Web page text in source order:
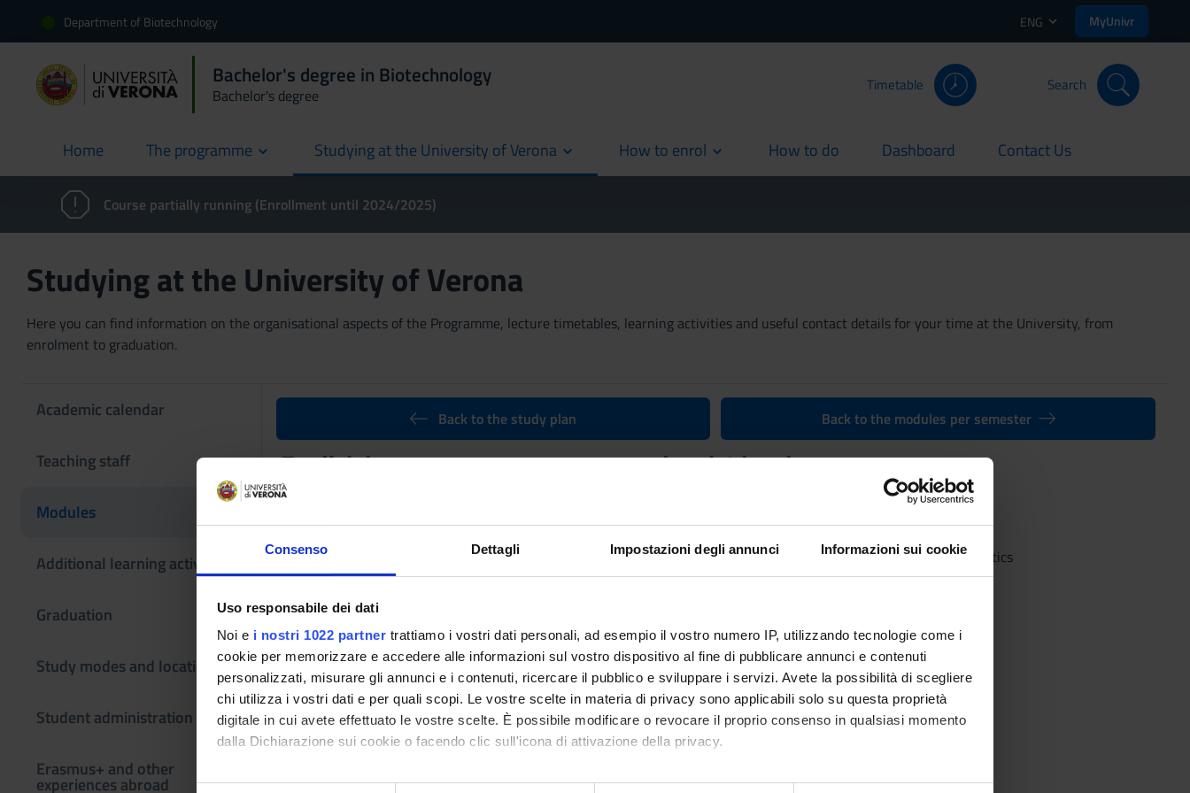
Consenso Dettagli Impostazioni degli annunci Informazioni sui cookie
Uso responsabile dei dati
Noi e i nostri 1022 partner trattiamo i vostri dati personali, ad esempio il vostro numero IP, utilizzando tecnologie come i
cookie per memorizzare e accedere alle informazioni sul vostro dispositivo al fine di pubblicare annunci e contenuti
personalizzati, misurare gli annunci e i contenuti, ricercare il pubblico e sviluppare i servizi. Avete la possibilità di scegliere
chi utilizza i vostri dati e per quali scopi. Le vostre scelte in materia di privacy sono applicabili solo su questa proprietà
digitale in cui avete effettuato le vostre scelte. È possibile modificare o revocare il proprio consenso in qualsiasi momento
dalla Dichiarazione sui cookie o facendo clic sull'icona di attivazione della privacy.
Con il tuo consenso, vorremmo anche:
Department of Biotechnology ENG MyUnivr
Bachelor's degree in Biotechnology
Bachelor's degree
Timetable Search
Home
current The programme Studying at the University of Verona How to enrol How to do
current Dashboard
current Contact Us
current
Course partially running (Enrollment until 2024/2025)
Studying at the University of Verona
Here you can find information on the organisational aspects of the Programme, lecture timetables, learning activities and useful contact details for your time at the University, from
enrolment to graduation.
Academic calendar
Teaching staff
Modules
Additional learning activities
Graduation
Study modes and locations
Student administration
Erasmus+ and other
experiences abroad
Back to the study plan Back to the modules per semester
English language competence-complete b1 level
Teaching code
4S02845
6
The course is given by
English language competence-complete b1 level(2015/2016) - Bachelor's degree in Bioinformatics